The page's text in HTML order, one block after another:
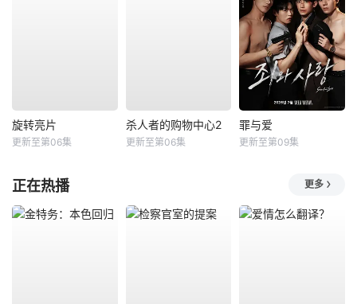
旋转亮片
更新至第06集
杀人者的购物中心2
更新至第06集
罪与爱
更新至第09集
正在热播 更多